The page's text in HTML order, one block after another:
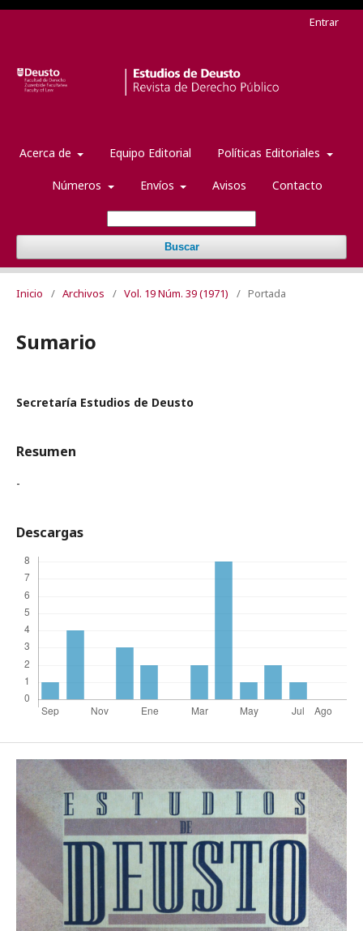
Acerca de Equipo Editorial Políticas Editoriales
Números Envíos Avisos Contacto
Buscar
Entrar
Inicio / Archivos / Vol. 19 Núm. 39 (1971) / Portada
Sumario
Secretaría Estudios de Deusto
Resumen
-
Descargas